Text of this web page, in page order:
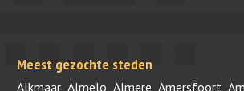
Meest gezochte steden
Alkmaar Almelo Almere Amersfoort